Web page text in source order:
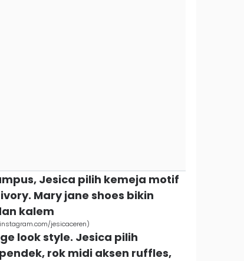
Jesica pilih kemeja motif
Mary jane shoes bikin
kalem
jesicaceren)
look style. Jesica pilih
rok midi aksen ruffles,